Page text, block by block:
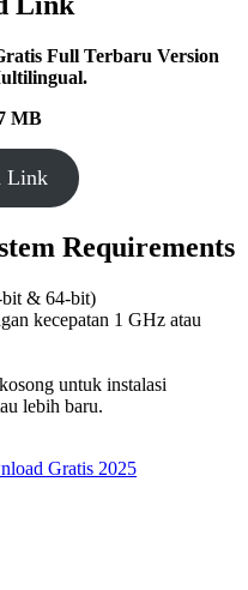
Full Terbaru Version
MB
Link
Requirements
bit & 64-bit)
kecepatan 1 GHz atau
untuk instalasi
lebih baru.
Gratis 2025